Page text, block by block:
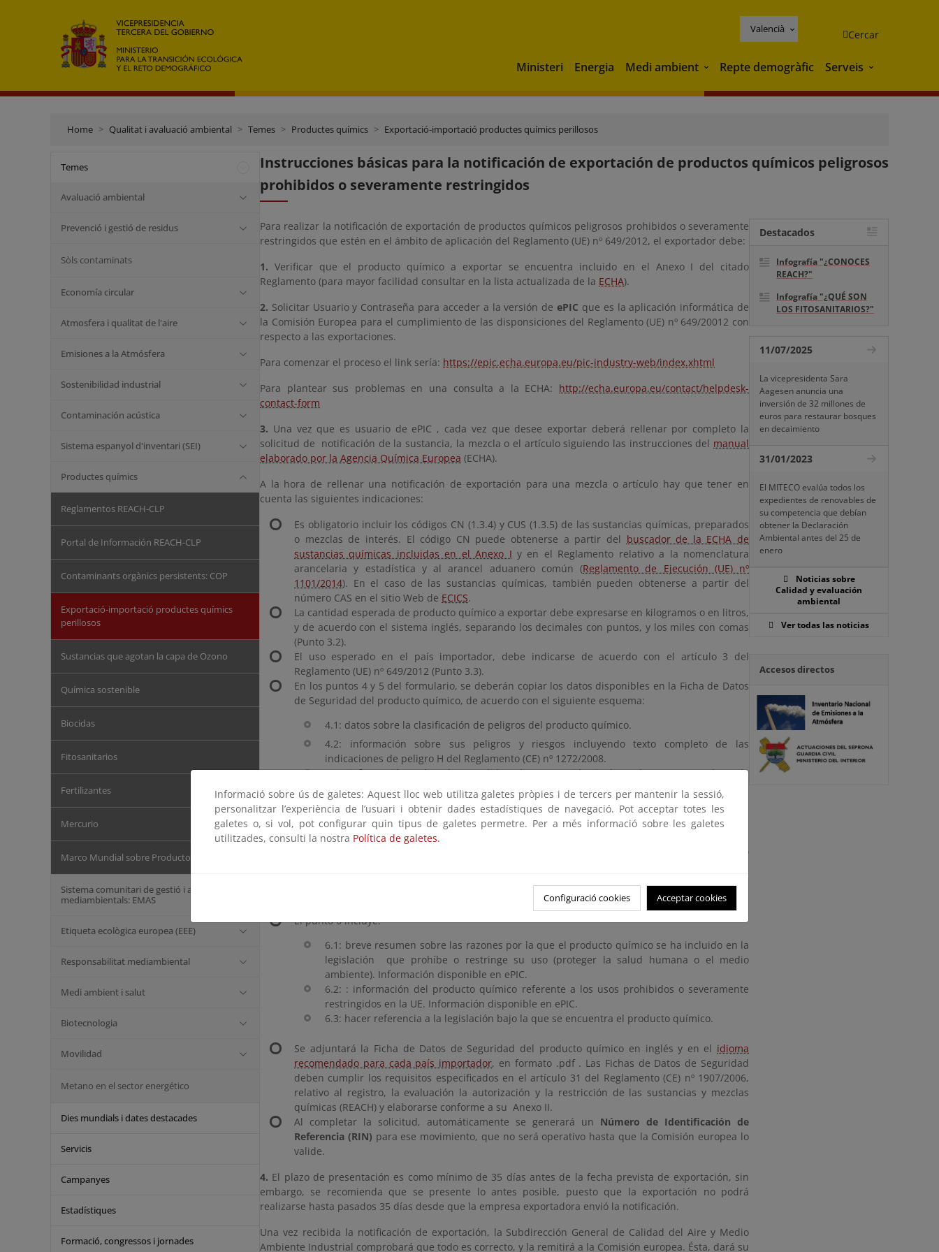
Valencià Cercar
Ministeri Energia Medi ambient Medi ambient
Repte demogràfic Serveis Serveis
Home Qualitat i avaluació ambiental Temes Productes químics Exportació-importació productes químics perillosos
Temes
Avaluació ambiental
Prevenció i gestió de residus
Sòls contaminats
Economía circular
Atmosfera i qualitat de l'aire
Emisiones a la Atmósfera
Sostenibilidad industrial
Contaminación acústica
Sistema espanyol d'inventari (SEI)
Productes químics
Reglamentos REACH-CLP
Portal de Información REACH-CLP
Contaminants orgànics persistents: COP
Exportació-importació productes químics
perillosos
Sustancias que agotan la capa de Ozono
Química sostenible
Biocidas
Fitosanitarios
Fertilizantes
Mercurio
Marco Mundial sobre Productos Químicos
Sistema comunitari de gestió i auditoria
mediambientals: EMAS
Etiqueta ecològica europea (EEE)
Responsabilitat mediambiental
Medi ambient i salut
Biotecnologia
Movilidad
Metano en el sector energético
Dies mundials i dates destacades
Servicis
Campanyes
Estadístiques
Formació, congressos i jornades
Instrucciones básicas para la notificación de exportación de productos químicos peligrosos
prohibidos o severamente restringidos
Para realizar la notificación de exportación de productos químicos peligrosos prohibidos o severamente
restringidos que estén en el ámbito de aplicación del Reglamento (UE) nº 649/2012, el exportador debe:
1. Verificar que el producto químico a exportar se encuentra incluido en el Anexo I del citado
Reglamento (para mayor facilidad consultar en la lista actualizada de la ECHA).
2. Solicitar Usuario y Contraseña para acceder a la versión deePIC que es la aplicación informática de
la Comisión Europea para el cumplimiento de las disponsiciones del Reglamento (UE) nº 649/20012 con
respecto a las exportaciones.
Para comenzar el proceso el link sería: https://epic.echa.europa.eu/pic-industry-web/index.xhtml
Para plantear sus problemas en una consulta a la ECHA: http://echa.europa.eu/contact/helpdesk-
contact-form
3. Una vez que es usuario de ePIC , cada vez que desee exportar deberá rellenar por completo la
solicitud de notificación de la sustancia, la mezcla o el artículo siguiendo las instrucciones del manual
elaborado por la Agencia Química Europea (ECHA).
A la hora de rellenar una notificación de exportación para una mezcla o artículo hay que tener en
cuenta las siguientes indicaciones:
Es obligatorio incluir los códigos CN (1.3.4) y CUS (1.3.5) de las sustancias químicas, preparados
o mezclas de interés. El código CN puede obtenerse a partir del buscador de la ECHA de
sustancias químicas incluidas en el Anexo I y en el Reglamento relativo a la nomenclatura
arancelaria y estadística y al arancel aduanero común (Reglamento de Ejecución (UE) nº
1101/2014). En el caso de las sustancias químicas, también pueden obtenerse a partir del
número CAS en el sitio Web de ECICS.
La cantidad esperada de producto químico a exportar debe expresarse en kilogramos o en litros,
y de acuerdo con el sistema inglés, separando los decimales con puntos, y los miles con comas
(Punto 3.2).
El uso esperado en el país importador, debe indicarse de acuerdo con el artículo 3 del
Reglamento (UE) nº 649/2012 (Punto 3.3).
En los puntos 4 y 5 del formulario, se deberán copiar los datos disponibles en la Ficha de Datos
de Seguridad del producto químico, de acuerdo con el siguiente esquema:
4.1: datos sobre la clasificación de peligros del producto químico.
4.2: información sobre sus peligros y riesgos incluyendo texto completo de las
indicaciones de peligro H del Reglamento (CE) nº 1272/2008.
4.3: información sobre las medidas de precaución incluyendo texto completo de
los consejos de prudencia P, del Reglamento (CE) nº 1272/2008.
4.4: otra información (p.e. contenido de impurezas).
4.5: hacer referencia a la Ficha de Datos de Seguridad (“See MSDS”).
5.1: resumen de las propiedades fisicoquímicas, toxicológicas y ecotoxicológicas del producto
5.2: hacer referencia a la Ficha de Datos de Seguridad (“See MSDS”).
El punto 6 incluye:
6.1: breve resumen sobre las razones por la que el producto químico se ha incluido en la
legislación que prohíbe o restringe su uso (proteger la salud humana o el medio
ambiente). Información disponible en ePIC.
6.2: : información del producto químico referente a los usos prohibidos o severamente
restringidos en la UE. Información disponible en ePIC.
6.3: hacer referencia a la legislación bajo la que se encuentra el producto químico.
Se adjuntará la Ficha de Datos de Seguridad del producto químico en inglés y en el idioma
recomendado para cada país importador, en formato .pdf . Las Fichas de Datos de Seguridad
deben cumplir los requisitos especificados en el artículo 31 del Reglamento (CE) nº 1907/2006,
relativo al registro, la evaluación la autorización y la restricción de las sustancias y mezclas
químicas (REACH) y elaborarse conforme a su Anexo II.
Al completar la solicitud, automáticamente se generará un Número de Identificación de
Referencia (RIN) para ese movimiento, que no será operativo hasta que la Comisión europea lo
valide.
4. El plazo de presentación es como mínimo de 35 días antes de la fecha prevista de exportación, sin
embargo, se recomienda que se presente lo antes posible, puesto que la exportación no podrá
realizarse hasta pasados 35 días desde que la empresa exportadora envió la notificación.
Una vez recibida la notificación de exportación, la Subdirección General de Calidad del Aire y Medio
Ambiente Industrial comprobará que todo es correcto, y la remitirá a la Comisión europea. Ésta, dará su
Destacados
Infografía "¿CONOCES
REACH?"
Infografía "¿QUÉ SON
LOS FITOSANITARIOS?"
11/07/2025
La vicepresidenta Sara
Aagesen anuncia una
inversión de 32 millones de
euros para restaurar bosques
en decaimiento
31/01/2023
El MITECO evalúa todos los
expedientes de renovables de
su competencia que debían
obtener la Declaración
Ambiental antes del 25 de
enero
Noticias sobre
Calidad y evaluación
ambiental
Ver todas las noticias
Accesos directos
Informació sobre ús de galetes: Aquest lloc web utilitza galetes pròpies i de tercers per mantenir la sessió,
personalitzar l’experiència de l’usuari i obtenir dades estadístiques de navegació. Pot acceptar totes les
galetes o, si vol, pot configurar quin tipus de galetes permetre. Per a més informació sobre les galetes
utilitzades, consulti la nostra Política de galetes.
Configuració cookies Acceptar cookies